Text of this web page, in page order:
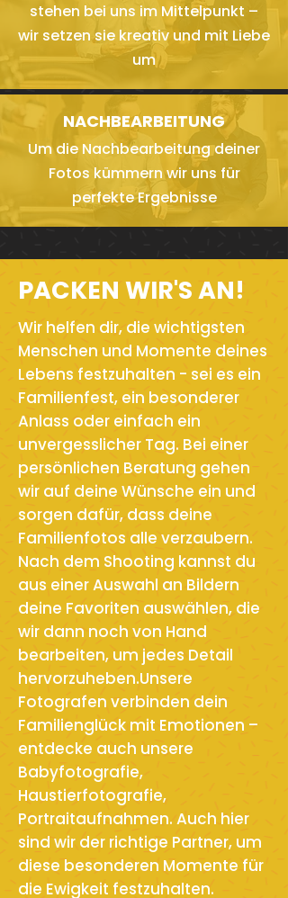
stehen bei uns im Mittelpunkt –
wir setzen sie kreativ und mit Liebe
um
NACHBEARBEITUNG
Um die Nachbearbeitung deiner
Fotos kümmern wir uns für
perfekte Ergebnisse
PACKEN WIR'S AN!
Wir helfen dir, die wichtigsten
Menschen und Momente deines
Lebens festzuhalten - sei es ein
Familienfest, ein besonderer
Anlass oder einfach ein
unvergesslicher Tag. Bei einer
persönlichen Beratung gehen
wir auf deine Wünsche ein und
sorgen dafür, dass deine
Familienfotos alle verzaubern.
Nach dem Shooting kannst du
aus einer Auswahl an Bildern
deine Favoriten auswählen, die
wir dann noch von Hand
bearbeiten, um jedes Detail
hervorzuheben.Unsere
Fotografen verbinden dein
Familienglück mit Emotionen –
entdecke auch unsere
Babyfotografie,
Haustierfotografie,
Portraitaufnahmen. Auch hier
sind wir der richtige Partner, um
diese besonderen Momente für
die Ewigkeit festzuhalten.